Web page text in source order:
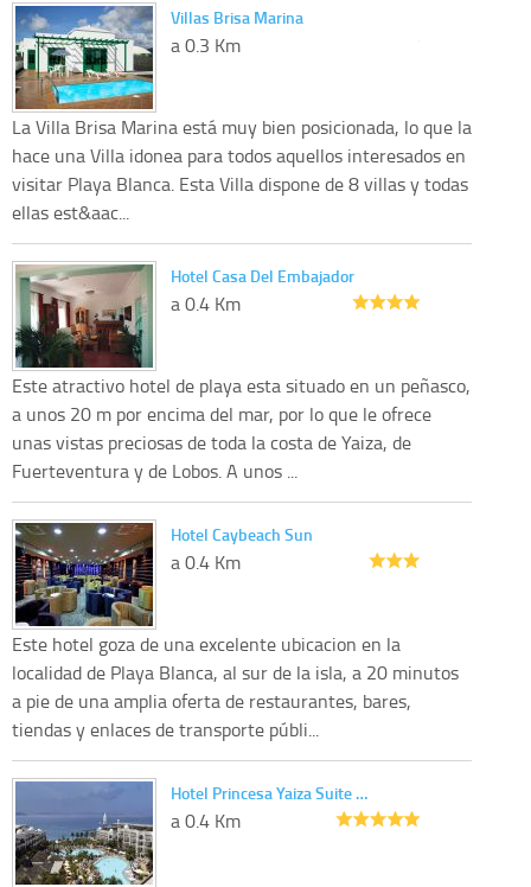
Villas Brisa Marina
a 0.3 Km
La Villa Brisa Marina está muy bien posicionada, lo que la
hace una Villa idonea para todos aquellos interesados en
visitar Playa Blanca. Esta Villa dispone de 8 villas y todas
ellas est&aac...
Hotel Casa Del Embajador
a 0.4 Km
Este atractivo hotel de playa esta situado en un peñasco,
a unos 20 m por encima del mar, por lo que le ofrece
unas vistas preciosas de toda la costa de Yaiza, de
Fuerteventura y de Lobos. A unos ...
Hotel Caybeach Sun
a 0.4 Km
Este hotel goza de una excelente ubicacion en la
localidad de Playa Blanca, al sur de la isla, a 20 minutos
a pie de una amplia oferta de restaurantes, bares,
tiendas y enlaces de transporte públi...
Hotel Princesa Yaiza Suite …
a 0.4 Km